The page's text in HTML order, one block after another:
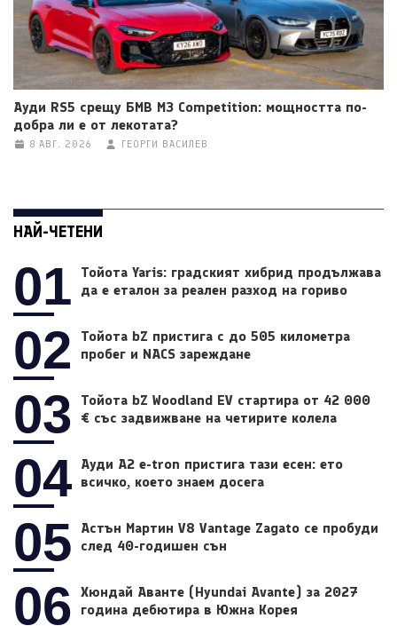
Ауди RS5 срещу БМВ M3 Competition: мощността по-
добра ли е от лекотата?
8 АВГ. 2026 ГЕОРГИ ВАСИЛЕВ
НАЙ-ЧЕТЕНИ
01
Тойота Yaris: градският хибрид продължава
да е еталон за реален разход на гориво
02
Тойота bZ пристига с до 505 километра
пробег и NACS зареждане
03
Тойота bZ Woodland EV стартира от 42 000
€ със задвижване на четирите колела
04 Ауди A2 e-tron пристига тази есен: ето
всичко, което знаем досега
05
Астън Мартин V8 Vantage Zagato се пробуди
след 40-годишен сън
06
Хюндай Аванте (Hyundai Avante) за 2027
година дебютира в Южна Корея